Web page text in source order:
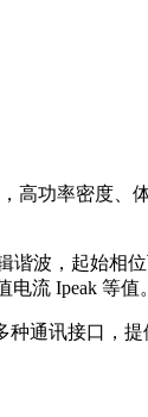
高功率密度
谐波，起始相
流 Ipeak 等值。
种通讯接口，